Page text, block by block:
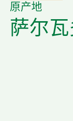
原产地
萨尔瓦